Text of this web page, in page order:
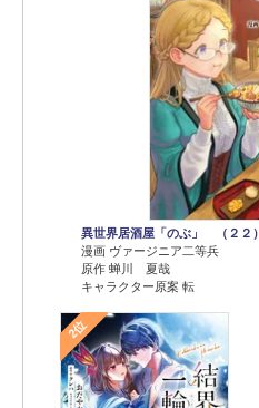
異世界居酒屋「のぶ」 （２２）
漫画 ヴァージニア二等兵
原作 蝉川 夏哉
キャラクター原案 転
2位